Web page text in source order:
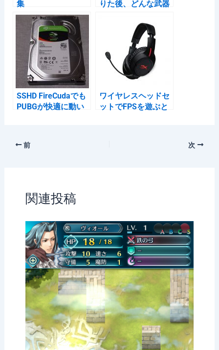
集
りた後、どんな武器
分からない時の一覧
表（武器の入れ替
SSHD FireCudaでも
PUBGが快適に動い
ワイヤレスヘッドセ
ットでFPSを遊ぶと
前 次
関連投稿